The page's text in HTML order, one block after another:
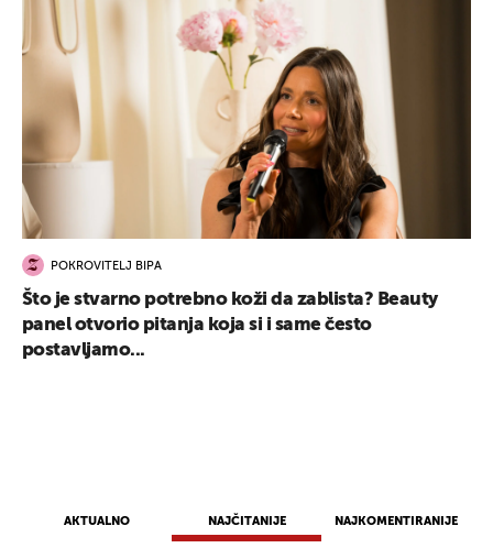
AKTUALNO NAJČITANIJE NAJKOMENTIRANIJE
POKROVITELJ BIPA
Što je stvarno potrebno koži da zablista? Beauty
panel otvorio pitanja koja si i same često
postavljamo...